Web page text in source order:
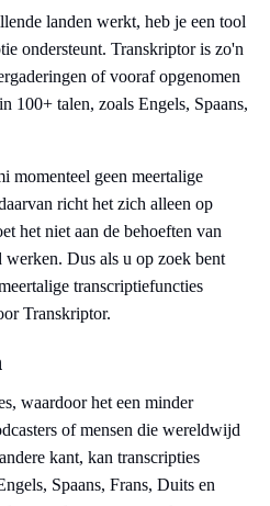
landen werkt, heb je een tool
ondersteunt. Transkriptor is zo'n
of vooraf opgenomen
100+ talen, zoals Engels, Spaans,
momenteel geen meertalige
richt het zich alleen op
het niet aan de behoeften van
werken. Dus als u op zoek bent
transcriptiefuncties
Transkriptor.
waardoor het een minder
of mensen die wereldwijd
kant, kan transcripties
Spaans, Frans, Duits en